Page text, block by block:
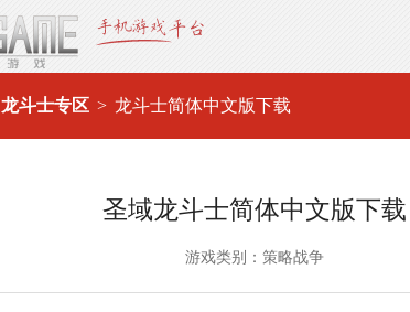
龙斗士专区 龙斗士简体中文版下载
圣域龙斗士简体中文版下载
游戏类别：策略战争